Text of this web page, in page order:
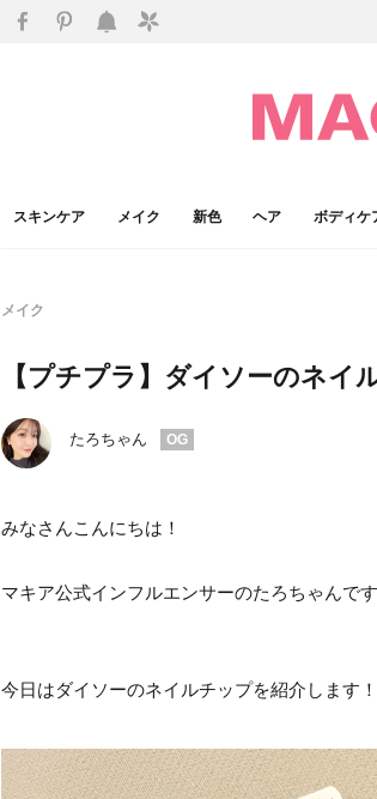
スキンケア メイク 新色 ヘア ボディケ
メイク
【プチプラ】ダイソーのネイ
たろちゃん OG
みなさんこんにちは！
マキア公式インフルエンサーのたろちゃんです
今日はダイソーのネイルチップを紹介します！